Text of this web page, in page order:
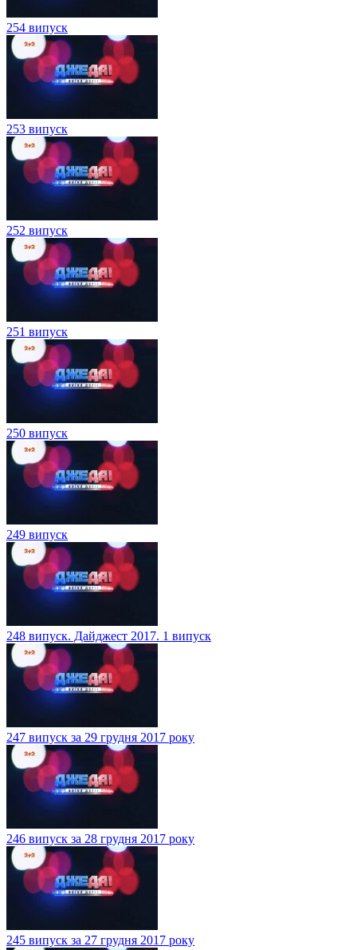
254 випуск
253 випуск
252 випуск
251 випуск
250 випуск
249 випуск
248 випуск. Дайджест 2017. 1 випуск
247 випуск за 29 грудня 2017 року
246 випуск за 28 грудня 2017 року
245 випуск за 27 грудня 2017 року